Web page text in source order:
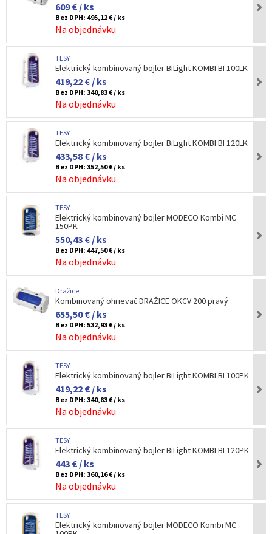
609 € / ks
Bez DPH: 495,12 € / ks
Na objednávku
TESY
Elektrický kombinovaný bojler BiLight KOMBI BI 100LK
419,22 € / ks
Bez DPH: 340,83 € / ks
Na objednávku
TESY
Elektrický kombinovaný bojler BiLight KOMBI BI 120LK
433,58 € / ks
Bez DPH: 352,50 € / ks
Na objednávku
TESY
Elektrický kombinovaný bojler MODECO Kombi MC
150PK
550,43 € / ks
Bez DPH: 447,50 € / ks
Na objednávku
Dražice
Kombinovaný ohrievač DRAŽICE OKCV 200 pravý
655,50 € / ks
Bez DPH: 532,93 € / ks
Na objednávku
TESY
Elektrický kombinovaný bojler BiLight KOMBI BI 100PK
419,22 € / ks
Bez DPH: 340,83 € / ks
Na objednávku
TESY
Elektrický kombinovaný bojler BiLight KOMBI BI 120PK
443 € / ks
Bez DPH: 360,16 € / ks
Na objednávku
TESY
Elektrický kombinovaný bojler MODECO Kombi MC